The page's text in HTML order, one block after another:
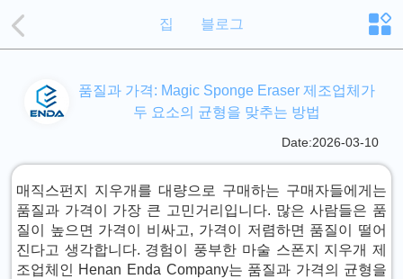
집 블로그
품질과 가격: Magic Sponge Eraser 제조업체가
두 요소의 균형을 맞추는 방법
Date:2026-03-10
매직스펀지 지우개를 대량으로 구매하는 구매자들에게는
품질과 가격이 가장 큰 고민거리입니다. 많은 사람들은 품
질이 높으면 가격이 비싸고, 가격이 저렴하면 품질이 떨어
진다고 생각합니다. 경험이 풍부한 마술 스폰지 지우개 제
조업체인 Henan Enda Company는 품질과 가격의 균형을